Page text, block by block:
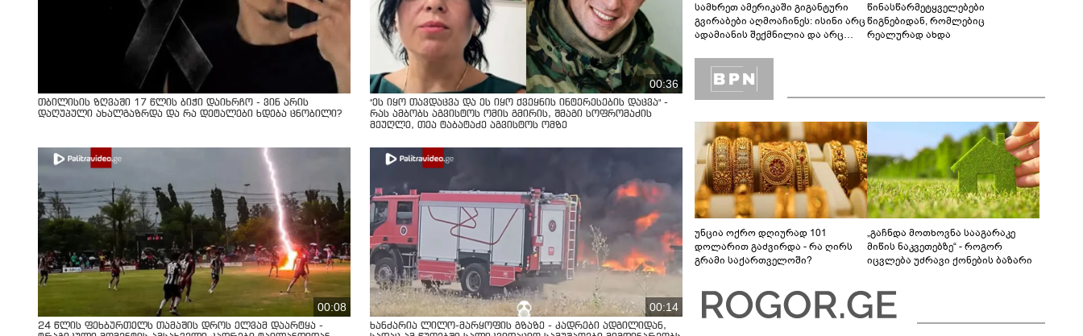
თბილისის ზღვაში 17 წლის ბიჭი დაიხრჩო - ვინ არის
დაღუპული ახალგაზრდა და რა დეტალები ხდება ცნობილი?
00:36
"ეს იყო თავდაცვა და ეს იყო ქვეყნის ინტერესების დაცვა" -
რას ამბობს აგვისტოს ომის გმირის, შმაგი სოფრომაძის
მეუღლე, თეა ტაბატაძე აგვისტოს ომზე
00:08
24 წლის ფეხბურთელს თამაშის დროს ელვამ დაარტყა -
00:14
ხანძარია ლილო-მარყოფის გზაზე - კადრები ადგილიდან,
სამხრეთ ამერიკაში გიგანტური
გვირაბები აღმოაჩინეს: ისინი არც
ადამიანის შექმნილია და არც
ლაბირინთები?
წინასწარმეტყველებები
წიგნებიდან, რომლებიც
რეალურად ახდა
უნცია ოქრო დღიურად 101
დოლარით გაძვირდა - რა ღირს
გრამი საქართველოში?
„გაჩნდა მოთხოვნა სააგარაკე
მიწის ნაკვეთებზე“ - როგორ
იცვლება უძრავი ქონების ბაზარი